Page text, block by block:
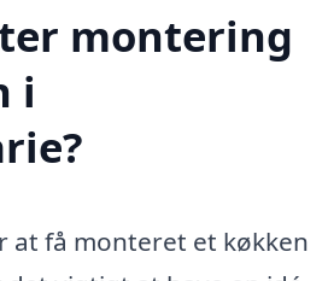
montering
i
at få monteret et køkken